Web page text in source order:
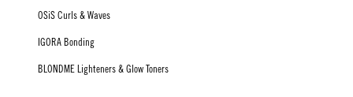
OSiS Curls & Waves
IGORA Bonding
BLONDME Lighteners & Glow Toners